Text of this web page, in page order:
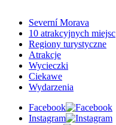
Severní Morava
10 atrakcyjnych miejsc
Regiony turystyczne
Atrakcje
Wycieczki
Ciekawe
Wydarzenia
Facebook
Instagram